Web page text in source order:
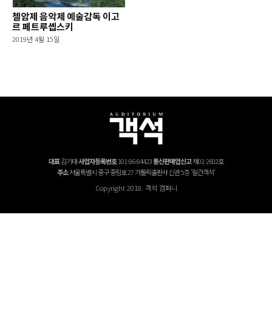
첼암제 음악제 예술감독 이고
르 페트루솁스키
2019년 4월 15일
대표김기태사업자등록번호101-86-84423통신판매업신고제01-2602호
주소서울특별시 중구 중림로 27 가톨릭출판사 신관 5층 '월간객석'
Copyright 2018. 객석 컴퍼니